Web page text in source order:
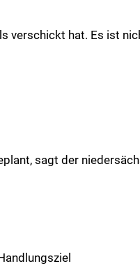
verschickt hat. Es ist
sagt der